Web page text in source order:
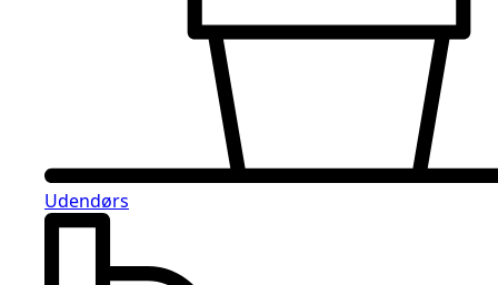
Udendørs